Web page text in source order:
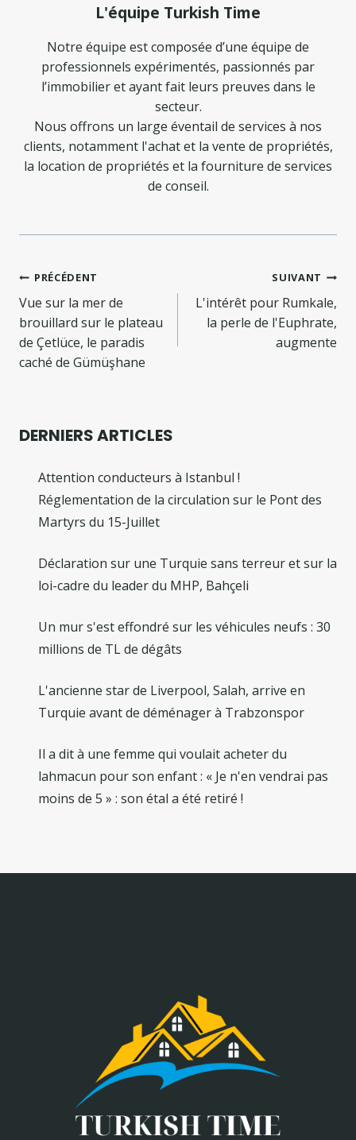
L'équipe Turkish Time
Notre équipe est composée d’une équipe de
professionnels expérimentés, passionnés par
l’immobilier et ayant fait leurs preuves dans le
secteur.
Nous offrons un large éventail de services à nos
clients, notamment l'achat et la vente de propriétés,
la location de propriétés et la fourniture de services
de conseil.
Navigation
de
l’article
PRÉCÉDENT
Vue sur la mer de
brouillard sur le plateau
de Çetlüce, le paradis
caché de Gümüşhane
SUIVANT
L'intérêt pour Rumkale,
la perle de l'Euphrate,
augmente
DERNIERS ARTICLES
Attention conducteurs à Istanbul !
Réglementation de la circulation sur le Pont des
Martyrs du 15-Juillet
Déclaration sur une Turquie sans terreur et sur la
loi-cadre du leader du MHP, Bahçeli
Un mur s'est effondré sur les véhicules neufs : 30
millions de TL de dégâts
L'ancienne star de Liverpool, Salah, arrive en
Turquie avant de déménager à Trabzonspor
Il a dit à une femme qui voulait acheter du
lahmacun pour son enfant : « Je n'en vendrai pas
moins de 5 » : son étal a été retiré !